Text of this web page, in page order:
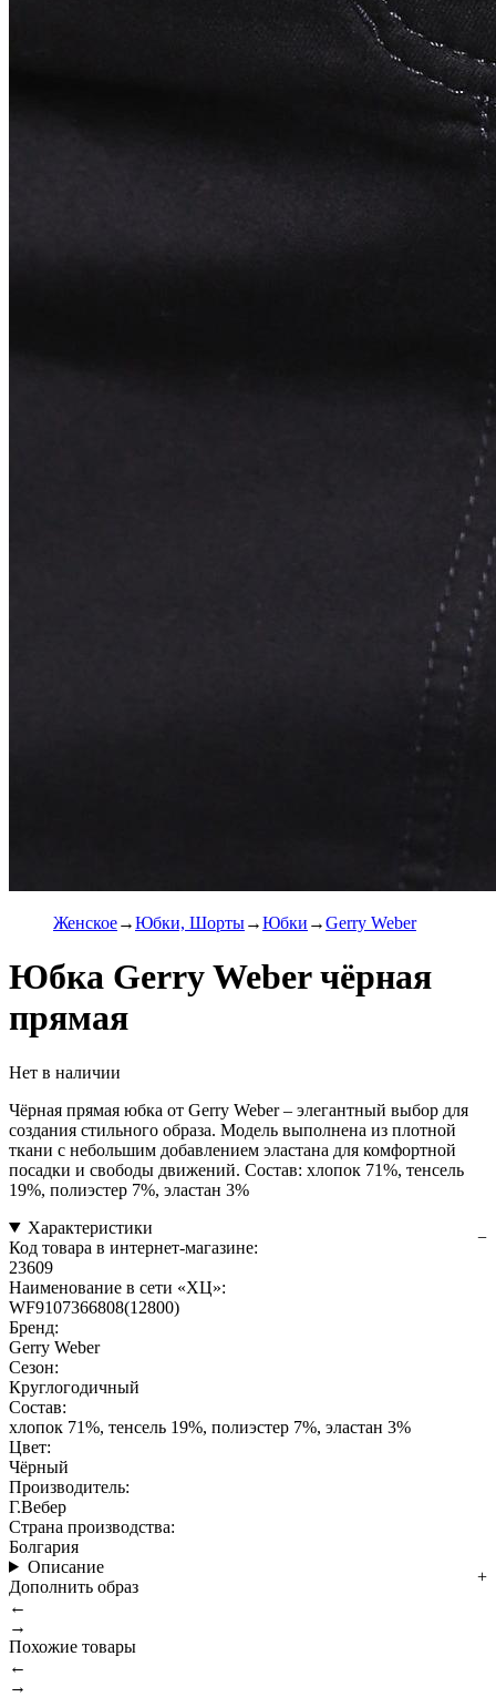
Женское Юбки, Шорты Юбки Gerry Weber
Юбка Gerry Weber чёрная
прямая
Нет в наличии
Чёрная прямая юбка от Gerry Weber – элегантный выбор для
создания стильного образа. Модель выполнена из плотной
ткани с небольшим добавлением эластана для комфортной
посадки и свободы движений. Состав: хлопок 71%, тенсель
19%, полиэстер 7%, эластан 3%
Характеристики
Код товара в интернет-магазине:
23609
Наименование в сети «ХЦ»:
WF9107366808(12800)
Бренд:
Gerry Weber
Сезон:
Круглогодичный
Состав:
хлопок 71%, тенсель 19%, полиэстер 7%, эластан 3%
Цвет:
Чёрный
Производитель:
Г.Вебер
Страна производства:
Болгария
Описание
Дополнить образ
←
→
Похожие товары
←
→